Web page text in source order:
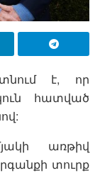
է, որ
հատված
առթիվ
տուրք